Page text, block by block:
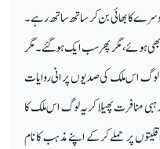
کا بھائی بن کر ساتھ ساتھ رہے۔
ہوئے، مگر پھر سب ایک ہوگئے۔ مگر
اس ملک کی صدیوں پرانی روایات
منافرت پھیلا کریہ لوگ اس ملک کا
پر حملے کرکے اپنے مذہب کا نام